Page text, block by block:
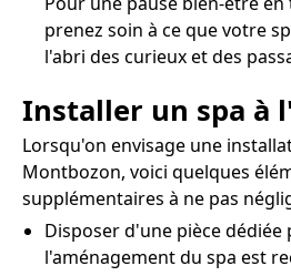
prenez soin à ce que votre
l'abri des curieux et des
Installer un spa à
Lorsqu'on envisage une
Montbozon, voici quelques
supplémentaires à ne pas
Disposer d'une pièce dédiée
l'aménagement du spa est